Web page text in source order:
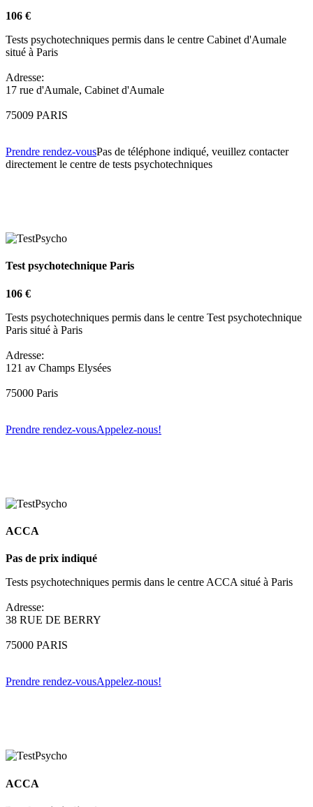
106 €
Tests psychotechniques permis dans le centre Cabinet d'Aumale
situé à Paris
Adresse:
17 rue d'Aumale, Cabinet d'Aumale
75009 PARIS
Prendre rendez-vousPas de téléphone indiqué, veuillez contacter
directement le centre de tests psychotechniques
Test psychotechnique Paris
106 €
Tests psychotechniques permis dans le centre Test psychotechnique
Paris situé à Paris
Adresse:
121 av Champs Elysées
75000 Paris
Prendre rendez-vousAppelez-nous!
ACCA
Pas de prix indiqué
Tests psychotechniques permis dans le centre ACCA situé à Paris
Adresse:
38 RUE DE BERRY
75000 PARIS
Prendre rendez-vousAppelez-nous!
ACCA